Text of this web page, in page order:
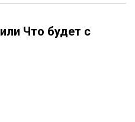
Что будет с